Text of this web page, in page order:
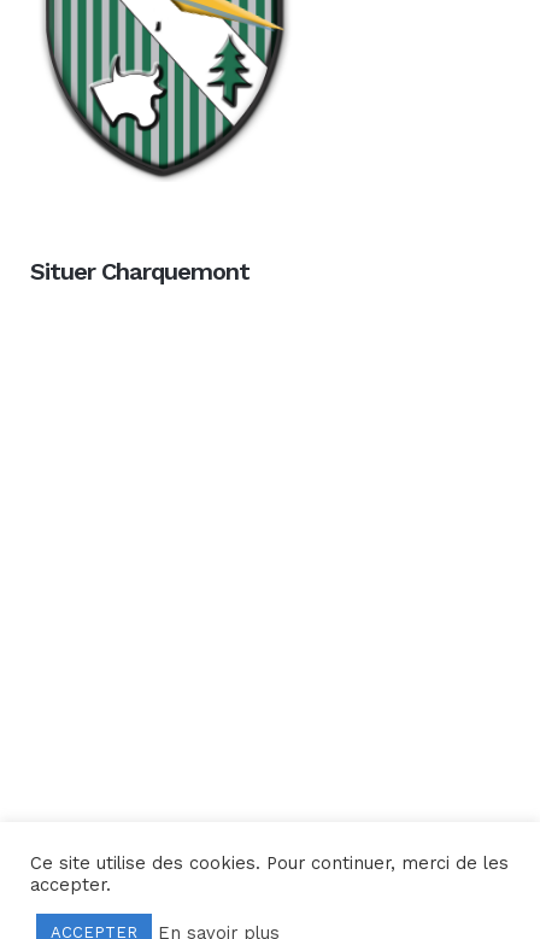
Situer Charquemont
Une réalisation Yata!
Ce site utilise des cookies. Pour continuer, merci de les
accepter.
ACCEPTER En savoir plus